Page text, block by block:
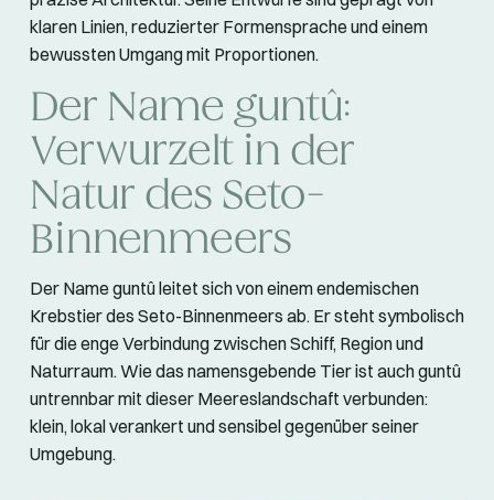
klaren Linien, reduzierter Formensprache und einem
bewussten Umgang mit Proportionen.
Der Name guntû:
Verwurzelt in der
Natur des Seto-
Binnenmeers
Der Name guntû leitet sich von einem endemischen
Krebstier des Seto-Binnenmeers ab. Er steht symbolisch
für die enge Verbindung zwischen Schiff, Region und
Naturraum. Wie das namensgebende Tier ist auch guntû
untrennbar mit dieser Meereslandschaft verbunden:
klein, lokal verankert und sensibel gegenüber seiner
Umgebung.